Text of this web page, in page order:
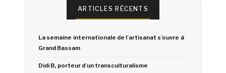
ARTICLES RÉCENTS
La semaine internationale de l’artisanat s’ouvre à
Grand Bassam
Didi B, porteur d’un transculturalisme